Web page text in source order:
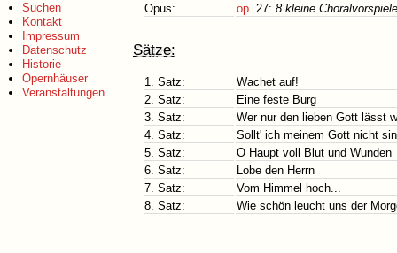
Suchen
Kontakt
Impressum
Datenschutz
Historie
Opernhäuser
Veranstaltungen
Opus:
op. 27: 8 kleine
Sätze:
1. Satz:
Wachet auf!
2. Satz:
Eine feste Burg
3. Satz:
Wer nur den lieben Gott lässt
4. Satz:
Sollt' ich meinem Gott nicht
5. Satz:
O Haupt voll Blut und Wunden
6. Satz:
Lobe den Herrn
7. Satz:
Vom Himmel hoch...
8. Satz:
Wie schön leucht uns der